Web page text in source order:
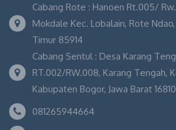
Cabang Rote : Hanoen Rt.005/
Mokdale Kec. Lobalain, Rote
Timur 85914
Cabang Sentul : Desa Karang
RT.002/RW.008, Karang Tengah,
Kabupaten Bogor, Jawa Barat 16810
081265944664